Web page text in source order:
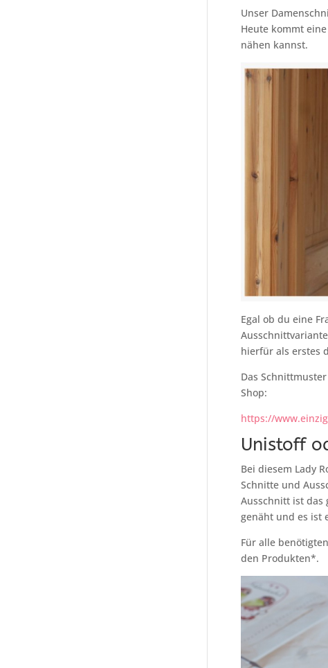
Unser
Heute kommt
nähen kannst.
Egal ob du eine
hierfür als erstes
Das
Shop:
https://
Unistoff
Bei diesem Lady
Schnitte und
Ausschnitt ist das
genäht und es ist
Für alle
den Produkten*.